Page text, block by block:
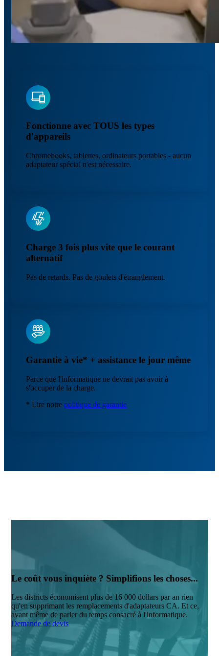
Fonctionne avec TOUS les types
d'appareils
Chromebooks, tablettes, ordinateurs portables - aucun
adaptateur spécial n'est nécessaire.
Charge 3 fois plus vite que le courant
alternatif
Pas de retards. Pas de goulets d'étranglement.
Garantie à vie* + assistance le jour même
Parce que l'informatique ne devrait pas avoir à
s'occuper de la charge.
* Lire notre politique de garantie
Le coût vous inquiète ? Simplifions les choses...
Les districts économisent plus de 16 000 dollars par an rien
qu'en supprimant les remplacements d'adaptateurs CA. Et ce,
avant même de parler du temps consacré à l'informatique.
Demande de devis